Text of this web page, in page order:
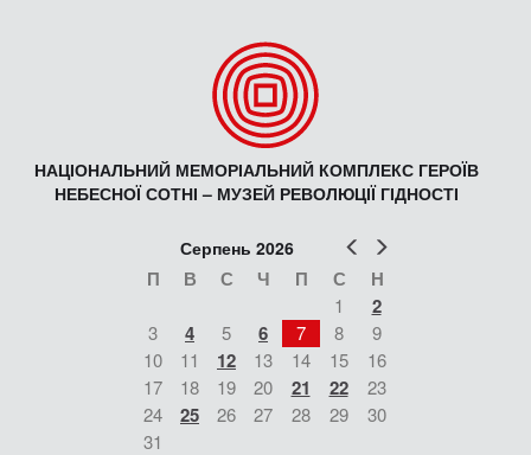
НАЦІОНАЛЬНИЙ МЕМОРІАЛЬНИЙ КОМПЛЕКС ГЕРОЇВ
НЕБЕСНОЇ СОТНІ – МУЗЕЙ РЕВОЛЮЦІЇ ГІДНОСТІ
Попер
Серпень 2026
П В С Ч П С Н
1 2
3 4 5 6 7 8
9
10
11 12 13 14 15
16
17
18 19 20 21 22
23
24
25 26 27 28 29
30
31